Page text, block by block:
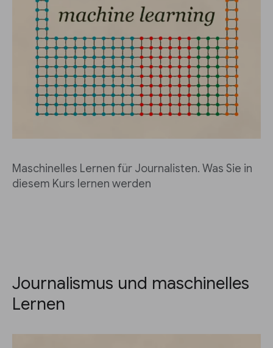
Maschinelles Lernen für Journalisten. Was Sie in
diesem Kurs lernen werden
Journalismus und maschinelles
Lernen